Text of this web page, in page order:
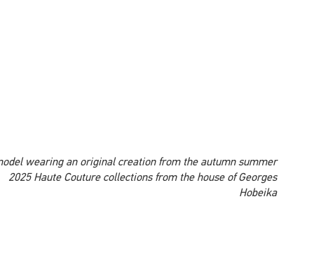
A model wearing an original creation from the autumn summer
2025 Haute Couture collections from the house of Georges
Hobeika